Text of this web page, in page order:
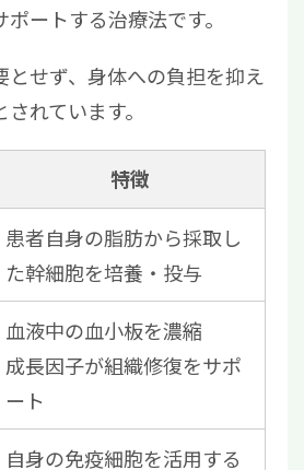
ートする治療法です。
とせず、身体への負担を抑え
れています。
特徴
患者自身の脂肪から採取し
た幹細胞を培養・投与
血液中の血小板を濃縮
成長因子が組織修復をサポ
ート
自身の免疫細胞を活用する